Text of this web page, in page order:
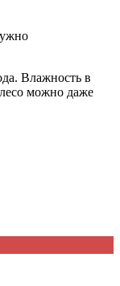
Влажность в
можно даже